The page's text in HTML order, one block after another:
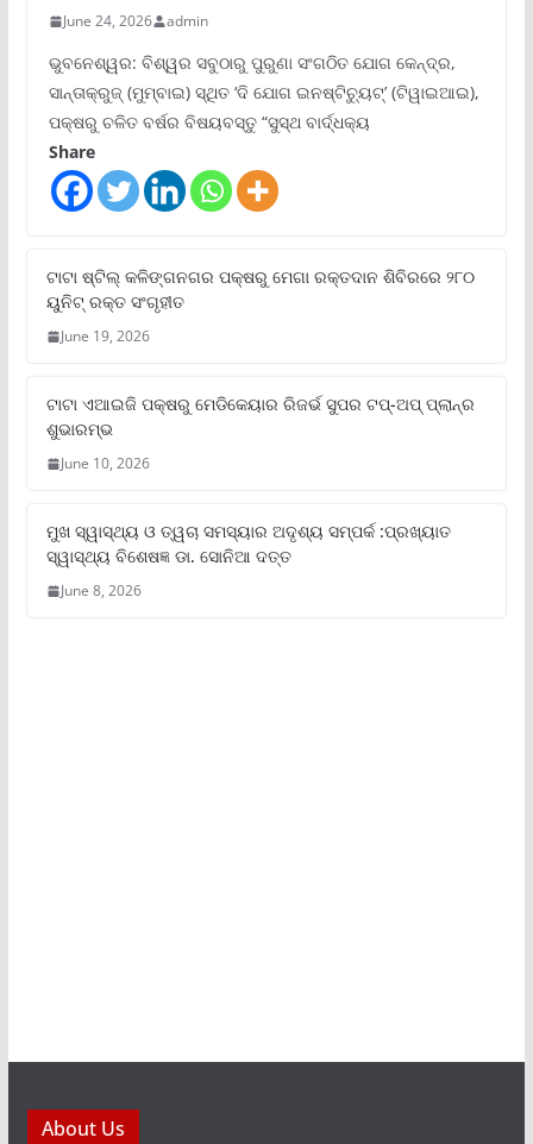
June 24, 2026 admin
ଭୁବନେଶ୍ୱର: ବିଶ୍ୱର ସବୁଠାରୁ ପୁରୁଣା ସଂଗଠିତ ଯୋଗ କେନ୍ଦ୍ର,
ସାନ୍ତାକ୍ରୁଜ୍ (ମୁମ୍ବାଇ) ସ୍ଥିତ ‘ଦି ଯୋଗ ଇନଷ୍ଟିଚ୍ୟୁଟ୍‌’ (ଟିୱାଇଆଇ),
ପକ୍ଷରୁ ଚଳିତ ବର୍ଷର ବିଷୟବସ୍ତୁ “ସୁସ୍ଥ ବାର୍ଦ୍ଧକ୍ୟ
Share
ଟାଟା ଷ୍ଟିଲ୍‌ କଳିଙ୍ଗନଗର ପକ୍ଷରୁ ମେଗା ରକ୍ତଦାନ ଶିବିରରେ ୨୮୦
ୟୁନିଟ୍‌ ରକ୍ତ ସଂଗୃହୀତ
June 19, 2026
ଟାଟା ଏଆଇଜି ପକ୍ଷରୁ ମେଡିକେୟାର ରିଜର୍ଭ ସୁପର ଟପ୍‌-ଅପ୍ ପ୍ଲାନ୍‌ର
ଶୁଭାରମ୍ଭ
June 10, 2026
ମୁଖ ସ୍ୱାସ୍ଥ୍ୟ ଓ ତ୍ୱଚା ସମସ୍ୟାର ଅଦୃଶ୍ୟ ସମ୍ପର୍କ :ପ୍ରଖ୍ୟାତ
ସ୍ୱାସ୍ଥ୍ୟ ବିଶେଷଜ୍ଞ ଡା. ସୋନିଆ ଦତ୍ତ
June 8, 2026
About Us